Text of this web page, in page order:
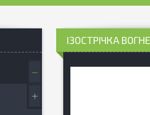
ІЗОСТРІЧКА